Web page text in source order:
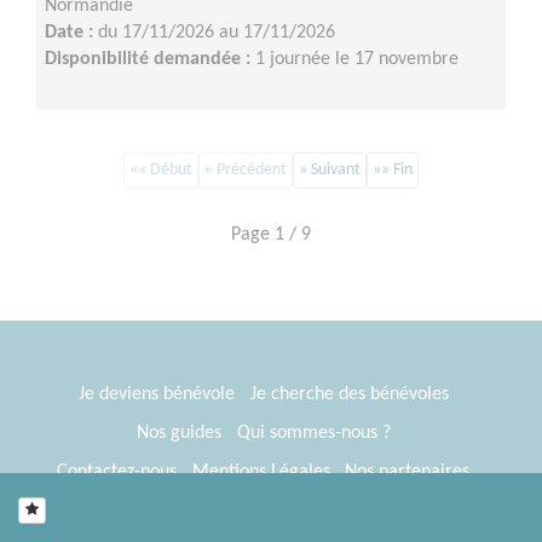
Normandie
Date : du 17/11/2026 au 17/11/2026
Disponibilité demandée : 1 journée le 17 novembre
«« Début « Précédent » Suivant »» Fin
Page 1 / 9
Je deviens bénévole
Je cherche des bénévoles
Nos guides
Qui sommes-nous ?
Contactez-nous
Mentions Légales
Nos partenaires